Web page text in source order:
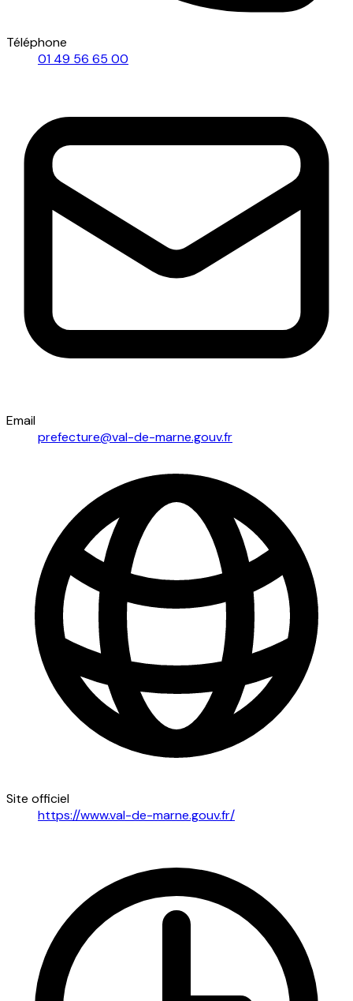
Téléphone
01 49 56 65 00
Email
prefecture@val-de-marne.gouv.fr
Site officiel
https://www.val-de-marne.gouv.fr/